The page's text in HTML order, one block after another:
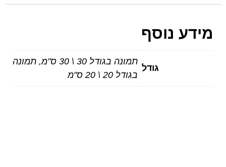
מידע נוסף
גודל
תמונה בגודל 30 \ 30 ס"מ, תמונה
בגודל 20 \ 20 ס"מ